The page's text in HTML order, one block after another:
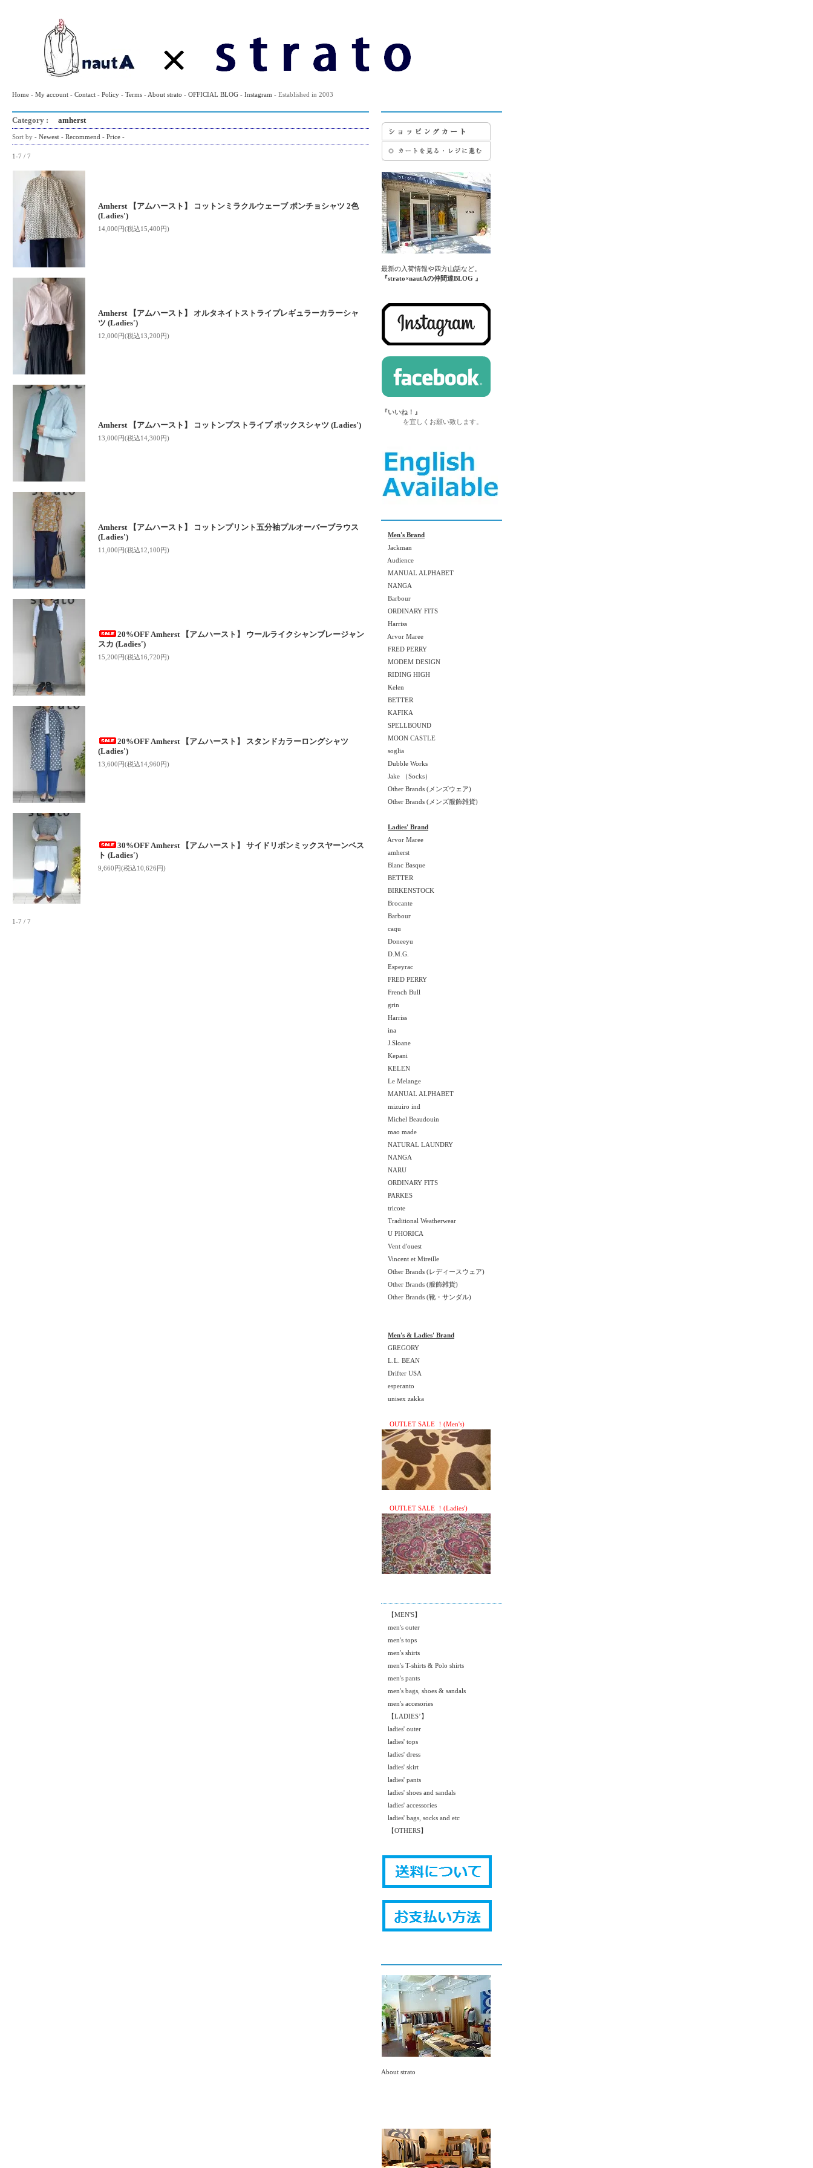
Home - My account - Contact - Policy - Terms - About strato - OFFICIAL BLOG - Instagram - Established in 2003
Category : amherst
Sort by - Newest - Recommend - Price -
1-7 / 7
Amherst 【アムハースト】 コットンミラクルウェーブ ポンチョシャツ 2色
(Ladies')
14,000円(税込15,400円)
Amherst 【アムハースト】 オルタネイトストライプレギュラーカラーシャ
ツ (Ladies')
12,000円(税込13,200円)
Amherst 【アムハースト】 コットンプストライプ ボックスシャツ (Ladies')
13,000円(税込14,300円)
Amherst 【アムハースト】 コットンプリント五分袖プルオーバーブラウス
(Ladies')
11,000円(税込12,100円)
20%OFF Amherst 【アムハースト】 ウールライクシャンブレージャン
スカ (Ladies')
15,200円(税込16,720円)
20%OFF Amherst 【アムハースト】 スタンドカラーロングシャツ
(Ladies')
13,600円(税込14,960円)
30%OFF Amherst 【アムハースト】 サイドリボンミックスヤーンベス
ト (Ladies')
9,660円(税込10,626円)
1-7 / 7
最新の入荷情報や四方山話など。
『strato×nautAの仲間達BLOG 』
『いいね！』
を宜しくお願い致します。
Men's Brand
Jackman
Audience
MANUAL ALPHABET
NANGA
Barbour
ORDINARY FITS
Harriss
Arvor Maree
FRED PERRY
MODEM DESIGN
RIDING HIGH
Kelen
BETTER
KAFIKA
SPELLBOUND
MOON CASTLE
soglia
Dubble Works
Jake （Socks）
Other Brands (メンズウェア)
Other Brands (メンズ服飾雑貨)
Ladies' Brand
Arvor Maree
amherst
Blanc Basque
BETTER
BIRKENSTOCK
Brocante
Barbour
caqu
Doneeyu
D.M.G.
Espeyrac
FRED PERRY
French Bull
grin
Harriss
ina
J.Sloane
Kepani
KELEN
Le Melange
MANUAL ALPHABET
mizuiro ind
Michel Beaudouin
mao made
NATURAL LAUNDRY
NANGA
NARU
ORDINARY FITS
PARKES
tricote
Traditional Weatherwear
U PHORICA
Vent d'ouest
Vincent et Mireille
Other Brands (レディースウェア)
Other Brands (服飾雑貨)
Other Brands (靴・サンダル)
Men's & Ladies' Brand
GREGORY
L.L. BEAN
Drifter USA
esperanto
unisex zakka
OUTLET SALE ！(Men's)
OUTLET SALE ！(Ladies')
【MEN'S】
men's outer
men's tops
men's shirts
men's T-shirts & Polo shirts
men's pants
men's bags, shoes & sandals
men's accesories
【LADIES’】
ladies' outer
ladies' tops
ladies' dress
ladies' skirt
ladies' pants
ladies' shoes and sandals
ladies' accessories
ladies' bags, socks and etc
【OTHERS】
About strato